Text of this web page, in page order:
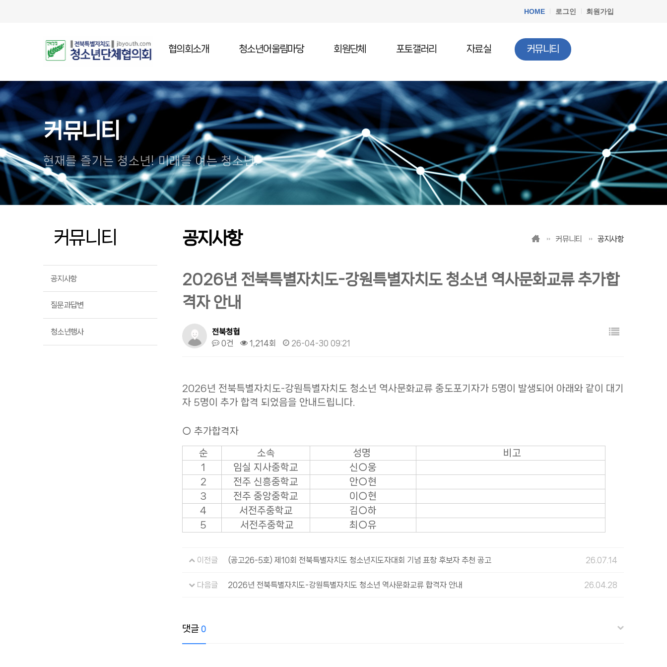
HOME 로그인 회원가입
협의회소개
인사말
설립목적
주요연혁
조직임원
오시는길
청소년어울림마당
청소년어울림마당 소개
청소년어울림마당 일정
청소년어울림마당 참가
회원단체 포토갤러리 자료실
청소년법률
청소년정책
문서자료실
청소년 DB
청소년 관련기사
커뮤니티
공지사항
질문과답변
청소년행사
커뮤니티
현재를 즐기는 청소년! 미래를 여는 청소년!
커뮤니티
공지사항
질문과답변
청소년행사
커뮤니티 공지사항
공지사항
2026년 전북특별자치도-강원특별자치도 청소년 역사문화교류 추가합
격자 안내
전북청협
0건
1,214회 26-04-30 09:21
2026년 전북특별자치도-강원특별자치도 청소년 역사문화교류 중도포기자가 5명이 발생되어 아래와 같이 대기
자 5명이 추가 합격 되었음을 안내드립니다.
○ 추가합격자
순 소속 성명
비고
1
임실 지사중학교
신○웅
2
전주 신흥중학교
안○현
3
전주 중앙중학교
이○현
4
서전주중학교
김○하
5
서전주중학교 최○유
이전글 (공고26-5호) 제10회 전북특별자치도 청소년지도자대회 기념 표창 후보자 추천 공고 26.07.14
다음글 2026년 전북특별자치도-강원특별자치도 청소년 역사문화교류 합격자 안내 26.04.28
댓글 0